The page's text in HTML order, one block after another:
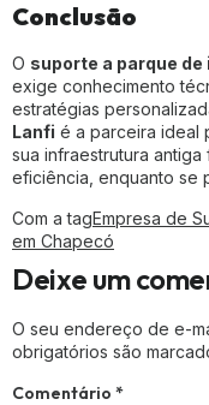
Conclusão
O suporte a parque
exige conhecimento
estratégias
Lanfi é a parceira ideal
sua infraestrutura
eficiência, enquanto se
Com a tagEmpresa de
em Chapecó
Deixe um
O seu endereço de e-
obrigatórios são
Comentário *